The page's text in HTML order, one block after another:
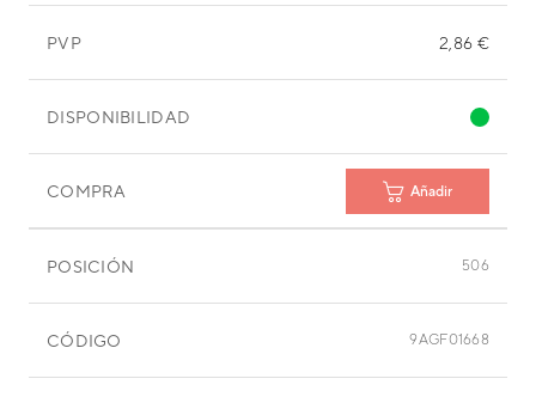
PVP 2,86 €
DISPONIBILIDAD
COMPRA Añadir
POSICIÓN 506
CÓDIGO 9AGF01668